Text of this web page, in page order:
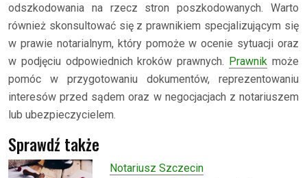
odszkodowania na rzecz stron poszkodowanych. Warto
również skonsultować się z prawnikiem specjalizującym się
w prawie notarialnym, który pomoże w ocenie sytuacji oraz
w podjęciu odpowiednich kroków prawnych. Prawnik może
pomóc w przygotowaniu dokumentów, reprezentowaniu
interesów przed sądem oraz w negocjacjach z notariuszem
lub ubezpieczycielem.
Sprawdź także
Notariusz Szczecin